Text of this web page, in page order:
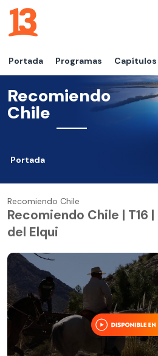
Portada Programas Capítulos
Recomiendo
Chile
Portada
Recomiendo Chile
Recomiendo Chile | T16 |
del Elqui